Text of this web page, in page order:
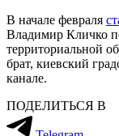
В начале февраля
Владимир Кличко
территориальной
брат, киевский
канале.
ПОДЕЛИТЬСЯ В